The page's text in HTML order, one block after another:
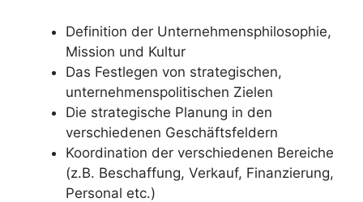
Definition der Unternehmensphilosophie,
Mission und Kultur
Das Festlegen von strategischen,
unternehmenspolitischen Zielen
Die strategische Planung in den
verschiedenen Geschäftsfeldern
Koordination der verschiedenen Bereiche
(z.B. Beschaffung, Verkauf, Finanzierung,
Personal etc.)